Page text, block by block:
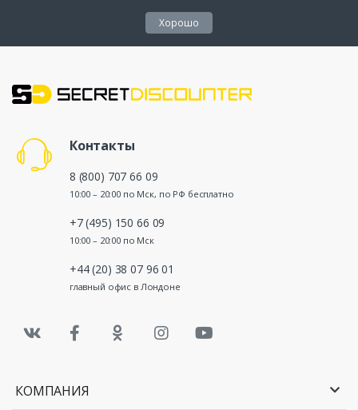
Хорошо
Контакты
8 (800) 707 66 09
10:00 – 20:00 по Мск, по РФ бесплатно
+7 (495) 150 66 09
10:00 – 20:00 по Мск
+44 (20) 38 07 96 01
главный офис в Лондоне
КОМПАНИЯ